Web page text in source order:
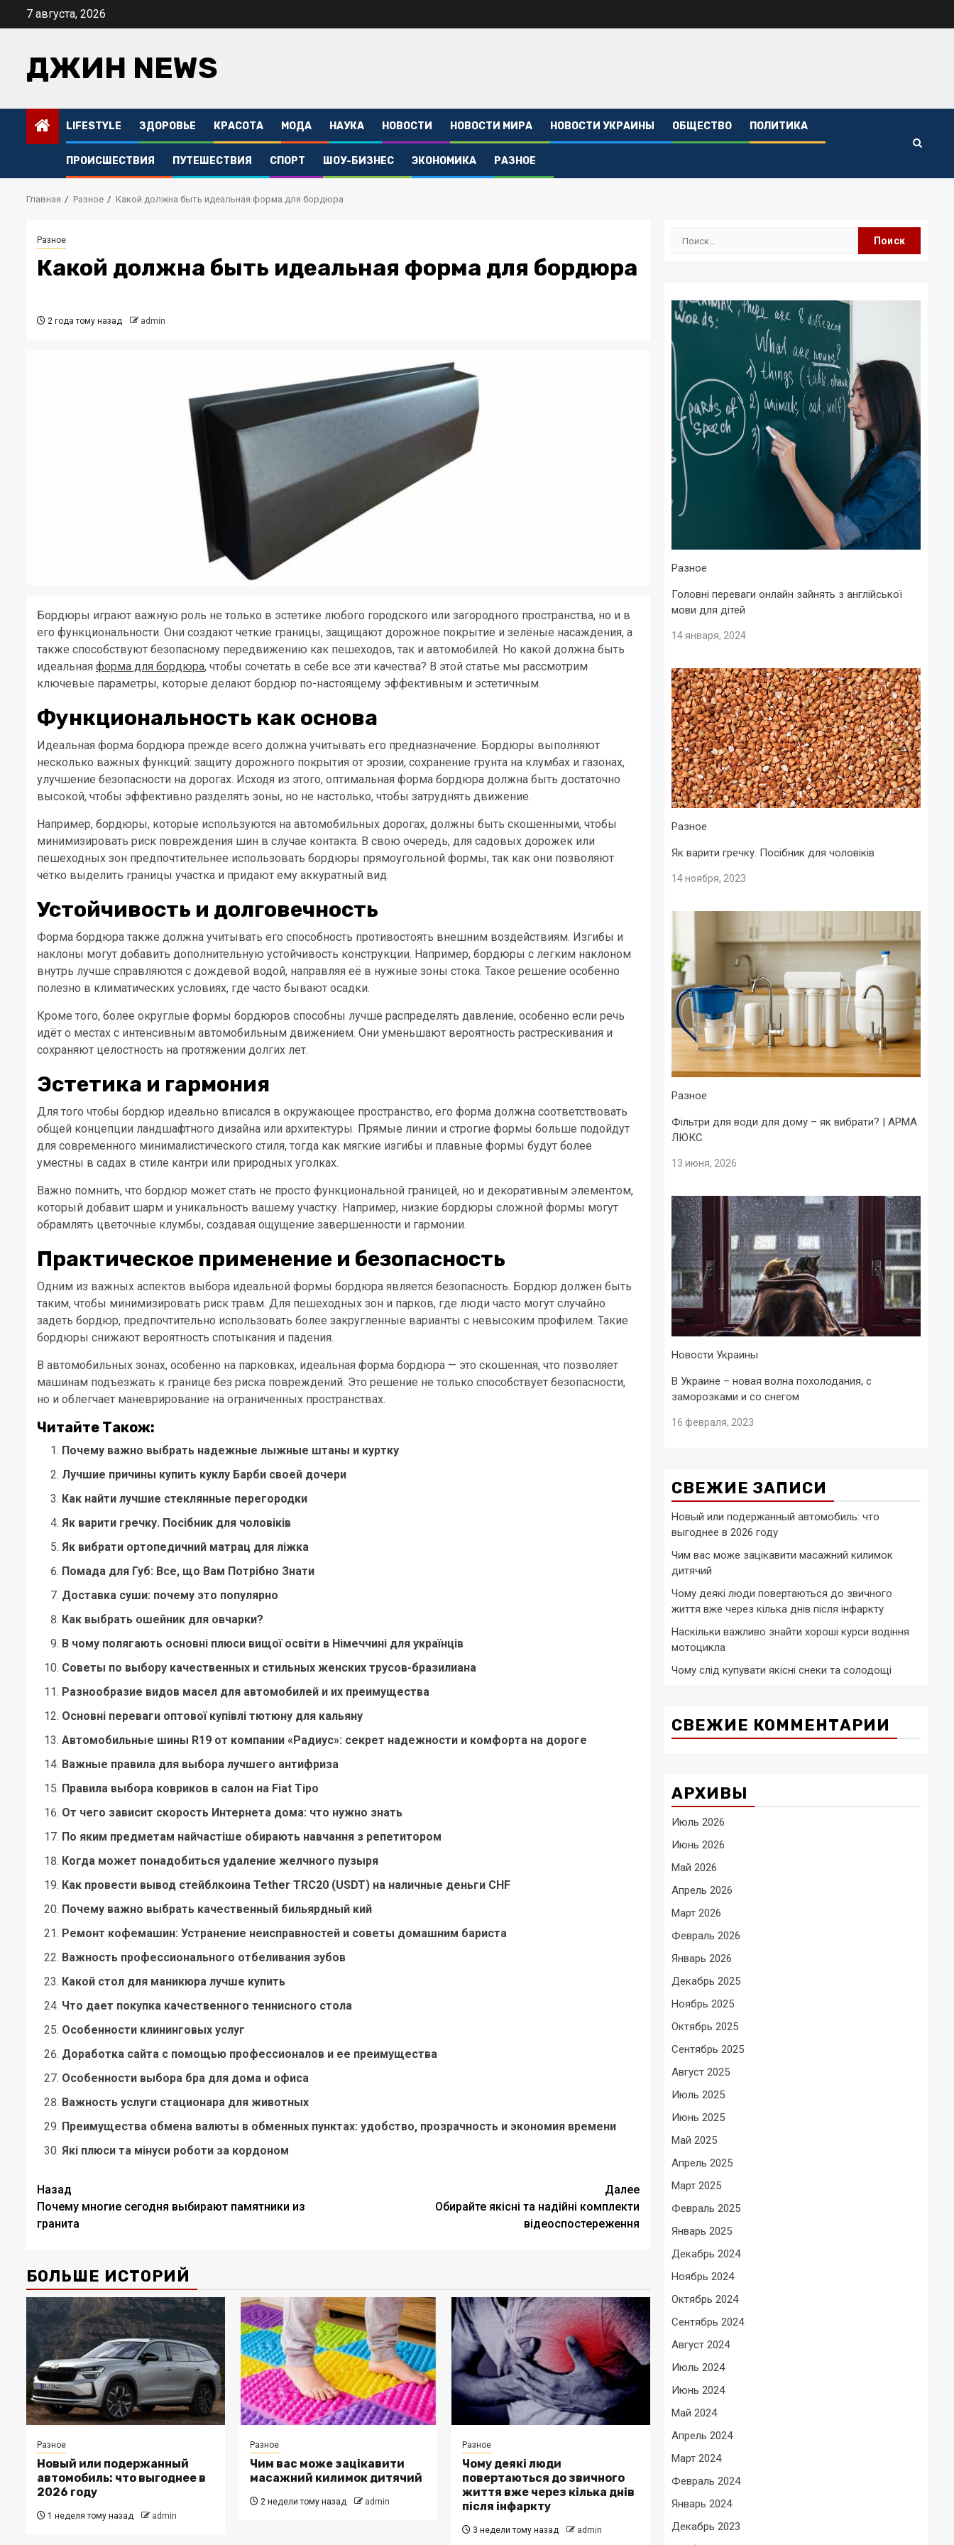
Перейти7 августа, 2026
ДЖИН NEWS
LIFESTYLE ЗДОРОВЬЕ КРАСОТА МОДА НАУКА НОВОСТИ НОВОСТИ МИРА НОВОСТИ УКРАИНЫ ОБЩЕСТВО ПОЛИТИКА
ПРОИСШЕСТВИЯ ПУТЕШЕСТВИЯ СПОРТ ШОУ-БИЗНЕС ЭКОНОМИКА РАЗНОЕ
Главная Разное Какой должна быть идеальная форма для бордюра
Разное
Какой должна быть идеальная форма для бордюра
2 года тому назад admin
Бордюры играют важную роль не только в эстетике любого городского или загородного пространства, но и в
его функциональности. Они создают четкие границы, защищают дорожное покрытие и зелёные насаждения, а
также способствуют безопасному передвижению как пешеходов, так и автомобилей. Но какой должна быть
идеальная форма для бордюра, чтобы сочетать в себе все эти качества? В этой статье мы рассмотрим
ключевые параметры, которые делают бордюр по-настоящему эффективным и эстетичным.
Функциональность как основа
Идеальная форма бордюра прежде всего должна учитывать его предназначение. Бордюры выполняют
несколько важных функций: защиту дорожного покрытия от эрозии, сохранение грунта на клумбах и газонах,
улучшение безопасности на дорогах. Исходя из этого, оптимальная форма бордюра должна быть достаточно
высокой, чтобы эффективно разделять зоны, но не настолько, чтобы затруднять движение.
Например, бордюры, которые используются на автомобильных дорогах, должны быть скошенными, чтобы
минимизировать риск повреждения шин в случае контакта. В свою очередь, для садовых дорожек или
пешеходных зон предпочтительнее использовать бордюры прямоугольной формы, так как они позволяют
чётко выделить границы участка и придают ему аккуратный вид.
Устойчивость и долговечность
Форма бордюра также должна учитывать его способность противостоять внешним воздействиям. Изгибы и
наклоны могут добавить дополнительную устойчивость конструкции. Например, бордюры с легким наклоном
внутрь лучше справляются с дождевой водой, направляя её в нужные зоны стока. Такое решение особенно
полезно в климатических условиях, где часто бывают осадки.
Кроме того, более округлые формы бордюров способны лучше распределять давление, особенно если речь
идёт о местах с интенсивным автомобильным движением. Они уменьшают вероятность растрескивания и
сохраняют целостность на протяжении долгих лет.
Эстетика и гармония
Для того чтобы бордюр идеально вписался в окружающее пространство, его форма должна соответствовать
общей концепции ландшафтного дизайна или архитектуры. Прямые линии и строгие формы больше подойдут
для современного минималистического стиля, тогда как мягкие изгибы и плавные формы будут более
уместны в садах в стиле кантри или природных уголках.
Важно помнить, что бордюр может стать не просто функциональной границей, но и декоративным элементом,
который добавит шарм и уникальность вашему участку. Например, низкие бордюры сложной формы могут
обрамлять цветочные клумбы, создавая ощущение завершенности и гармонии.
Практическое применение и безопасность
Одним из важных аспектов выбора идеальной формы бордюра является безопасность. Бордюр должен быть
таким, чтобы минимизировать риск травм. Для пешеходных зон и парков, где люди часто могут случайно
задеть бордюр, предпочтительно использовать более закругленные варианты с невысоким профилем. Такие
бордюры снижают вероятность спотыкания и падения.
В автомобильных зонах, особенно на парковках, идеальная форма бордюра — это скошенная, что позволяет
машинам подъезжать к границе без риска повреждений. Это решение не только способствует безопасности,
но и облегчает маневрирование на ограниченных пространствах.
Читайте Також:
Почему важно выбрать надежные лыжные штаны и куртку
Лучшие причины купить куклу Барби своей дочери
Как найти лучшие стеклянные перегородки
Як варити гречку. Посібник для чоловіків
Як вибрати ортопедичний матрац для ліжка
Помада для Губ: Все, що Вам Потрібно Знати
Доставка суши: почему это популярно
Как выбрать ошейник для овчарки?
В чому полягають основні плюси вищої освіти в Німеччині для українців
Советы по выбору качественных и стильных женских трусов-бразилиана
Разнообразие видов масел для автомобилей и их преимущества
Основні переваги оптової купівлі тютюну для кальяну
Автомобильные шины R19 от компании «Радиус»: секрет надежности и комфорта на дороге
Важные правила для выбора лучшего антифриза
Правила выбора ковриков в салон на Fiat Tipo
От чего зависит скорость Интернета дома: что нужно знать
По яким предметам найчастіше обирають навчання з репетитором
Когда может понадобиться удаление желчного пузыря
Как провести вывод стейблкоина Tether TRC20 (USDT) на наличные деньги CHF
Почему важно выбрать качественный бильярдный кий
Ремонт кофемашин: Устранение неисправностей и советы домашним бариста
Важность профессионального отбеливания зубов
Какой стол для маникюра лучше купить
Что дает покупка качественного теннисного стола
Особенности клининговых услуг
Доработка сайта с помощью профессионалов и ее преимущества
Особенности выбора бра для дома и офиса
Важность услуги стационара для животных
Преимущества обмена валюты в обменных пунктах: удобство, прозрачность и экономия времени
Які плюси та мінуси роботи за кордоном
Навигация
записи
Назад
Почему многие сегодня выбирают памятники из
гранита
Далее
Обирайте якісні та надійні комплекти
відеоспостереження
БОЛЬШЕ ИСТОРИЙ
Разное
Новый или подержанный
автомобиль: что выгоднее в
2026 году
1 неделя тому назад admin
Разное
Чим вас може зацікавити
масажний килимок дитячий
2 недели тому назад admin
Разное
Чому деякі люди
повертаються до звичного
життя вже через кілька днів
після інфаркту
3 недели тому назад admin
Найти:
Разное
Головні переваги онлайн зайнять з англійської
мови для дітей
14 января, 2024
Разное
Як варити гречку. Посібник для чоловіків
14 ноября, 2023
Разное
Фільтри для води для дому – як вибрати? | АРМА
ЛЮКС
13 июня, 2026
Новости Украины
В Украине – новая волна похолодания, с
заморозками и со снегом
16 февраля, 2023
СВЕЖИЕ ЗАПИСИ
Новый или подержанный автомобиль: что
выгоднее в 2026 году
Чим вас може зацікавити масажний килимок
дитячий
Чому деякі люди повертаються до звичного
життя вже через кілька днів після інфаркту
Наскільки важливо знайти хороші курси водіння
мотоцикла
Чому слід купувати якісні снеки та солодощі
СВЕЖИЕ КОММЕНТАРИИ
АРХИВЫ
Июль 2026
Июнь 2026
Май 2026
Апрель 2026
Март 2026
Февраль 2026
Январь 2026
Декабрь 2025
Ноябрь 2025
Октябрь 2025
Сентябрь 2025
Август 2025
Июль 2025
Июнь 2025
Май 2025
Апрель 2025
Март 2025
Февраль 2025
Январь 2025
Декабрь 2024
Ноябрь 2024
Октябрь 2024
Сентябрь 2024
Август 2024
Июль 2024
Июнь 2024
Май 2024
Апрель 2024
Март 2024
Февраль 2024
Январь 2024
Декабрь 2023